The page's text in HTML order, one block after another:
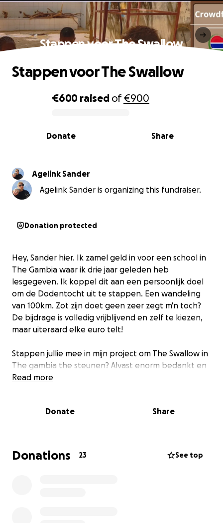
Stappen voor The Swallow
0% complete
€600 raised of€900
Share
Donate
Stappen voor The Swallow
Agelink Sander
Agelink Sander is organizing this fundraiser.
Donation protected
Hey, Sander hier. Ik zamel geld in voor een school in
The Gambia waar ik drie jaar geleden heb
lesgegeven. Ik koppel dit aan een persoonlijk doel
om de Dodentocht uit te stappen. Een wandeling
van 100km. Zot zijn doet geen zeer zegt m'n toch?
De bijdrage is volledig vrijblijvend en zelf te kiezen,
maar uiteraard elke euro telt!
Stappen jullie mee in mijn project om The Swallow in
The gambia the steunen? Alvast enorm bedankt en
delen mag uiteraard. ;)
Read more
Donate Share
Donations 23 See top